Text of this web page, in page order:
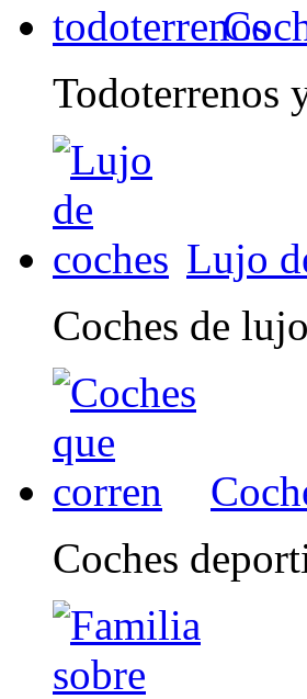
Todoterrenos
Lujo
Coches de lujo
Coches